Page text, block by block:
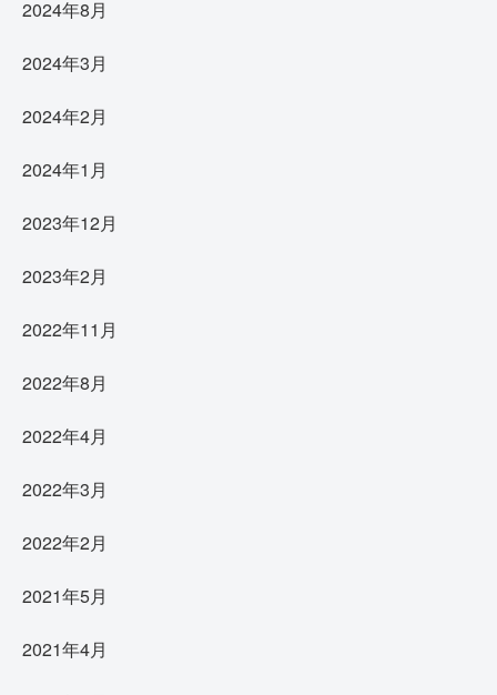
2024年8月
2024年3月
2024年2月
2024年1月
2023年12月
2023年2月
2022年11月
2022年8月
2022年4月
2022年3月
2022年2月
2021年5月
2021年4月